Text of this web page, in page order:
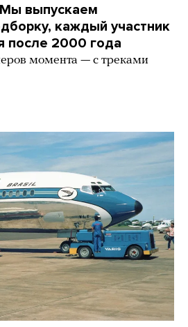
выпускаем
каждый участник
после 2000 года
момента — с треками